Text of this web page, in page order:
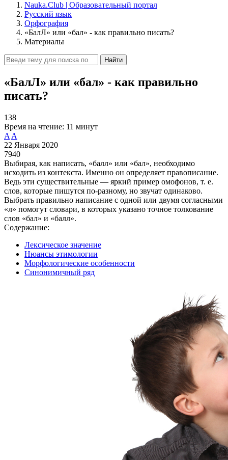
Nauka.Club | Образовательный портал
Русский язык
Орфография
«БалЛ» или «бал» - как правильно писать?
Материалы
Найти
«БалЛ» или «бал» - как правильно
писать?
138
Время на чтение: 11 минут
A A
22 Января 2020
7940
Выбирая, как написать, «балл» или «бал», необходимо
исходить из контекста. Именно он определяет правописание.
Ведь эти существительные — яркий пример омофонов, т. е.
слов, которые пишутся по-разному, но звучат одинаково.
Выбрать правильно написание с одной или двумя согласными
«л» помогут словари, в которых указано точное толкование
слов «бал» и «балл».
Содержание:
Лексическое значение
Нюансы этимологии
Морфологические особенности
Синонимичный ряд